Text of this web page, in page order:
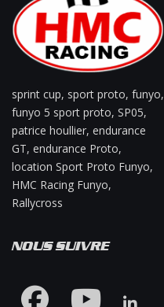
sprint cup, sport proto, funyo,
funyo 5 sport proto, SP05,
patrice houllier, endurance
GT, endurance Proto,
location Sport Proto Funyo,
HMC Racing Funyo,
Rallycross
NOUS SUIVRE